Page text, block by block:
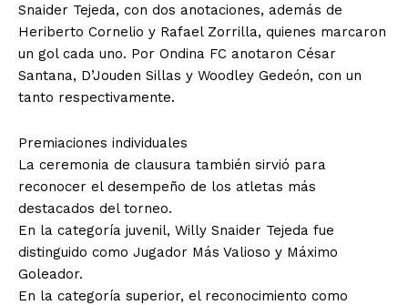
Snaider Tejeda, con dos anotaciones, además de
Heriberto Cornelio y Rafael Zorrilla, quienes marcaron
un gol cada uno. Por Ondina FC anotaron César
Santana, D’Jouden Sillas y Woodley Gedeón, con un
tanto respectivamente.
Premiaciones individuales
La ceremonia de clausura también sirvió para
reconocer el desempeño de los atletas más
destacados del torneo.
En la categoría juvenil, Willy Snaider Tejeda fue
distinguido como Jugador Más Valioso y Máximo
Goleador.
En la categoría superior, el reconocimiento como